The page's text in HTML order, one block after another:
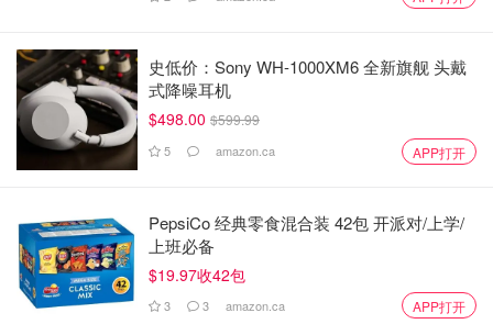
史低价：Sony WH-1000XM6 全新旗舰 头戴
式降噪耳机
$498.00 $599.99
5 amazon.ca APP打开
PepsiCo 经典零食混合装 42包 开派对/上学/
上班必备
$19.97收42包
3 3 amazon.ca APP打开